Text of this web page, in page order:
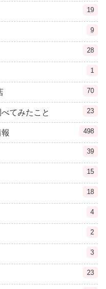
19
9
28
1
70
てみたこと 23
498
39
15
18
4
2
3
23